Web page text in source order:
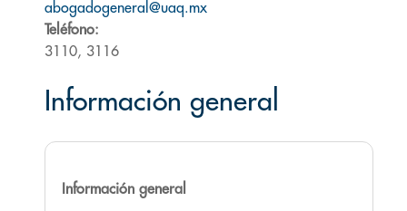
abogadogeneral@uaq.mx
Teléfono:
3110, 3116
Información general
Información general